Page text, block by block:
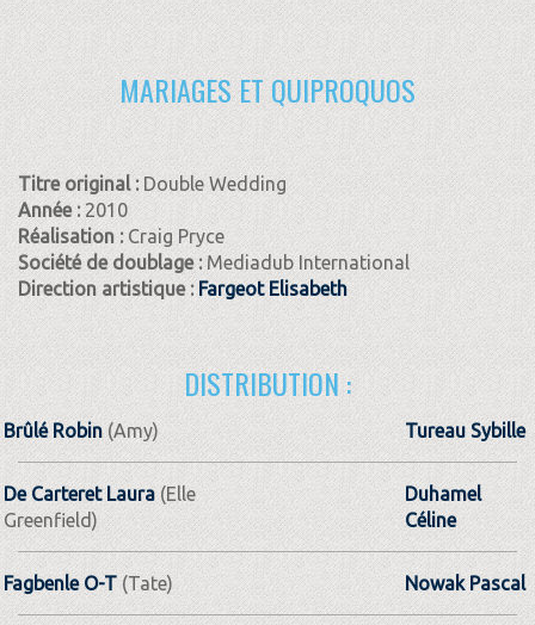
MARIAGES ET QUIPROQUOS
Titre original : Double Wedding
Année : 2010
Réalisation :Craig Pryce
Société de doublage :Mediadub International
Direction artistique : Fargeot Elisabeth
DISTRIBUTION :
Brûlé Robin(Amy) Tureau Sybille
De Carteret Laura (Elle
Greenfield)
Duhamel
Céline
Fagbenle O-T(Tate) Nowak Pascal